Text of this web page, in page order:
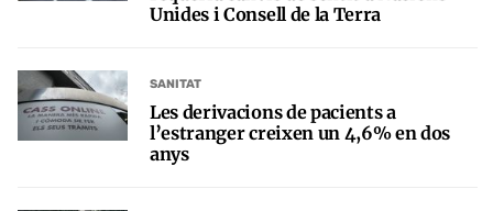
Unides i Consell de la Terra
SANITAT
Les derivacions de pacients a
l’estranger creixen un 4,6% en dos
anys